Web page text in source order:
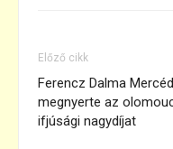
Előző cikk
Ferencz Dalma
megnyerte az
ifjúsági nagydíjat